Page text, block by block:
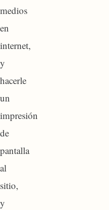
medios
en
internet,
y
hacerle
un
impresión
de
pantalla
al
sitio,
y